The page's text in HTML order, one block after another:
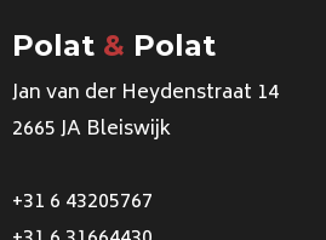
Polat & Polat
Jan van der Heydenstraat 14
2665 JA Bleiswijk
+31 6 43205767